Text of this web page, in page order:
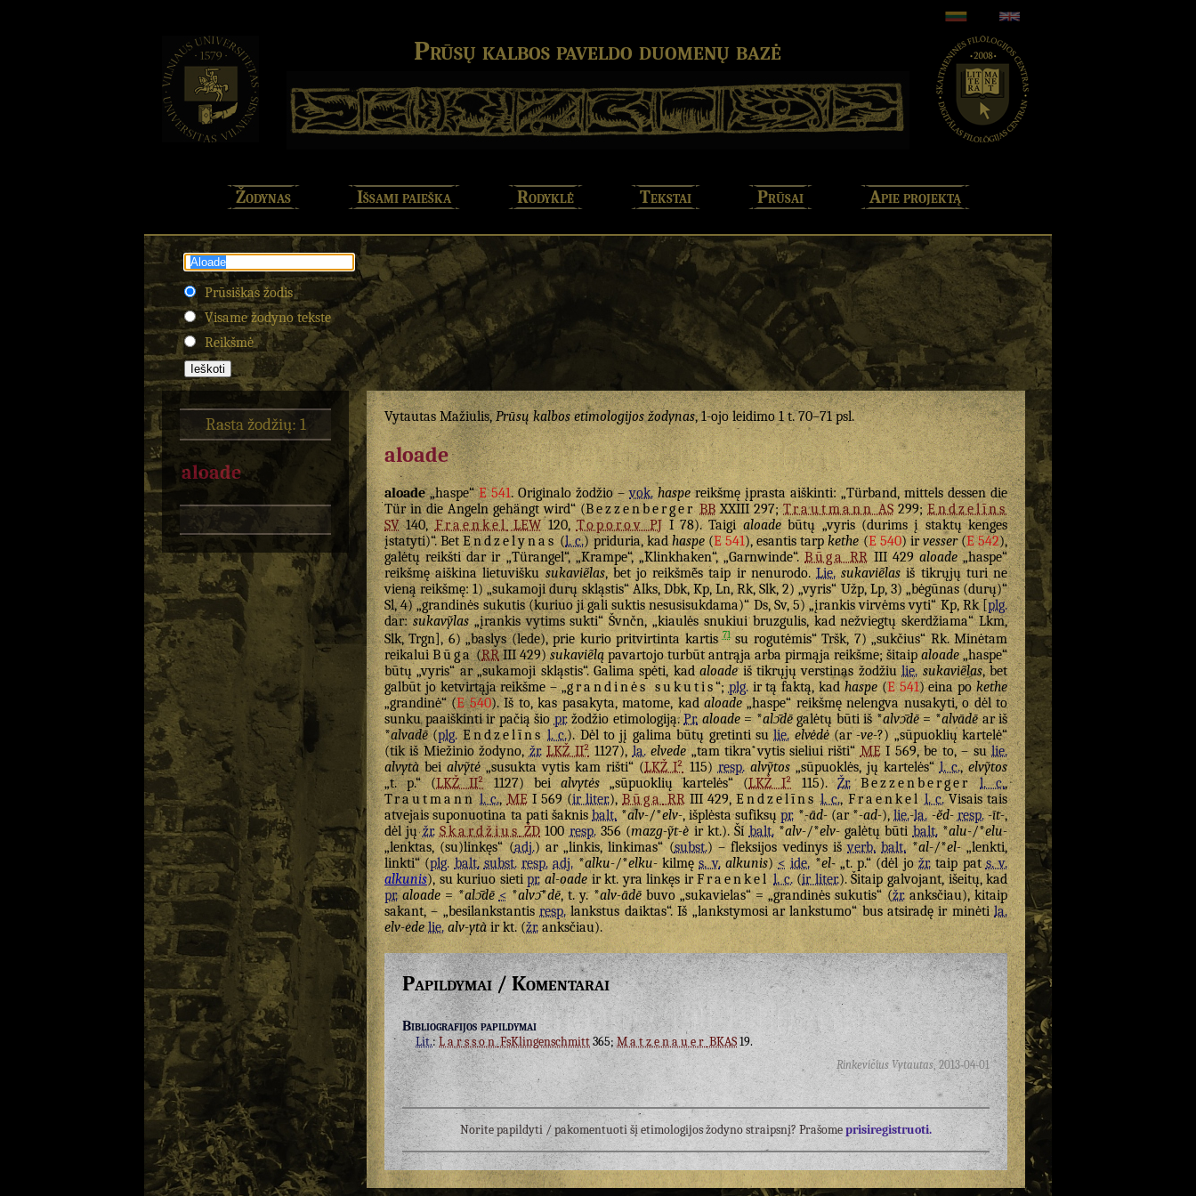
Prūsų kalbos paveldo duomenų bazė
Žodynas Išsami paieška Rodyklė Tekstai Prūsai Apie projektą
Prūsiškas žodis
Visame žodyno tekste
Reikšmė
Rasta žodžių: 1
aloade
Vytautas Mažiulis,Prūsų kalbos etimologijos žodynas, 1-ojo leidimo 1 t. 70–71 psl.
aloade
aloade„haspe“E 541. Originalo žodžio –vok. haspereikšmę įprasta aiškinti: „Türband, mittels dessen die
Tür in die Angeln gehängt wird“ (Bezzenberger BBXXIII 297;TrautmannAS299;Endzelīns
SV140,FraenkelLEW120,ToporovPJI 78). Taigialoadebūtų „vyris (durims į staktų kenges
įstatyti)“. BetEndzelynas(l. c.) priduria, kadhaspe(E 541), esantis tarpkethe(E 540) irvesser(E 542),
galėtų reikšti dar ir „Türangel“, „Krampe“, „Klinkhaken“, „Garnwinde“.BūgaRRIII 429 aloade„haspe“
reikšmę aiškina lietuviškusukaviẽlas, bet jo reikšmė̃s taip ir nenurodo.Lie. sukaviẽlas iš tikrųjų turi ne
vieną reikšmę: 1) „sukamoji durų skląstis“ Alks, Dbk, Kp, Ln, Rk, Slk, 2) „vyris“ Užp, Lp, 3) „bėgūnas (durų)“
Sl, 4) „grandinės sukutis (kuriuo ji gali suktis nesusisukdama)“ Ds, Sv, 5) „įrankis virvėms vyti“ Kp, Rk [plg.
dar:sukavỹlas„įrankis vytims sukti“ Švnčn, „kiaulės snukiui bruzgulis, kad nežviegtų skerdžiama“ Lkm,
Slk, Trgn], 6) „baslys (lede), prie kurio pritvirtinta kartis71su rogutėmis“ Tršk, 7) „sukčius“ Rk. Minėtam
reikaluiBūga(RRIII 429)sukaviẽlą pavartojo turbūt antrąja arba pirmąja reikšme; šitaipaloade„haspe“
būtų „vyris“ ar „sukamoji skląstis“. Galima spėti, kadaloadeiš tikrųjų verstinas žodžiulie. sukaviẽlas, bet
galbūt jo ketvirtąja reikšme – „grandinės sukutis“;plg.ir tą faktą, kadhaspe(E 541) eina pokethe
„grandinė“ (E 540). Iš to, kas pasakyta, matome, kadaloade„haspe“ reikšmę nelengva nusakyti, o dėl to
sunku paaiškinti ir pačią šiopr.žodžio etimologiją.Pr. aloade= *alɔ̄dēgalėtų būti iš *alvɔ̄dē= *alvādēar iš
*alvadē(plg. Endzelīns l. c.). Dėl to jį galima būtų gretinti sulie. elvėdė(ar-ve-?) „sūpuoklių kartelė“
(tik iš Miežinio žodyno,žr. LKŽ II²1127),la. elvede„tam tikra vytis sieliui rišti“ MEI 569, be to, – sulie.
alvytàbeialvỹtė„susukta vytis kam rišti“ (LKŽ I² 115) resp. alvỹtos„sūpuoklės, jų kartelės“l. c.,elvỹtos
„t. p.“ (LKŽ II²1127) beialvytės„sūpuoklių kartelės“ (LKŽ I²115).Žr. Bezzenberger l. c.,
Trautmann l. c.,MEI 569 (ir liter.),BūgaRRIII 429, Endzelīns l. c.,Fraenkel l. c.Visais tais
atvejais suponuotina ta pati šaknisbalt.*alv-/*elv-, išplėsta sufiksųpr.*-ād-(ar *-ad-),lie.-la. -ē̆d- resp. -īt-,
dėl jųžr. SkardžiusŽD100resp.356 (mazg-ỹt-èir kt.). Ši balt.*alv-/*elv-galėtų būtibalt.*alu-/*elu-
„lenktas, (su)linkęs“ (adj.) ar „linkis, linkimas“ (subst.) – fleksijos vedinys išverb. balt.*al-/*el-„lenkti,
linkti“ (plg. balt. subst. resp. adj. *alku-/*elku-kilmęs. v. alkunis)< ide.*el-„t. p.“ (dėl jožr. taip pats. v.
alkunis), su kuriuo sietipr. al-oadeir kt. yra linkęs irFraenkel l. c.(ir liter.). Šitaip galvojant, išeitų, kad
pr. aloade= *alɔ̄dē < *alvɔ̄*dē, t. y. *alv-ādēbuvo „sukavielas“ = „grandinės sukutis“ (žr.anksčiau), kitaip
sakant, – „besilankstantisresp.lankstus daiktas“. Iš „lankstymosi ar lankstumo“ bus atsiradę ir minėtila.
elv-ede lie. alv-ytàir kt. (žr.anksčiau).
Papildymai / Komentarai
Bibliografijos papildymai
Lit.:LarssonFsKlingenschmitt365;Matzenauer BKAS19.
Rinkevičius Vytautas,2013-04-01
Norite papildyti / pakomentuoti šį etimologijos žodyno straipsnį? Prašomeprisiregistruoti.